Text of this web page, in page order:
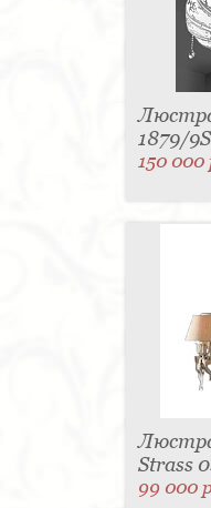
1879/9S
150
Strass
99 000